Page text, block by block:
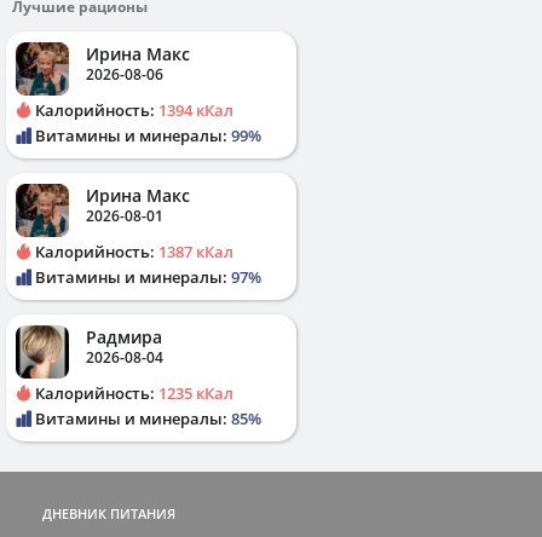
Лучшие рационы
Ирина Макс
2026-08-06
Калорийность: 1394 кКал
Витамины и минералы: 99%
Ирина Макс
2026-08-01
Калорийность: 1387 кКал
Витамины и минералы: 97%
Радмира
2026-08-04
Калорийность: 1235 кКал
Витамины и минералы: 85%
ДНЕВНИК ПИТАНИЯ